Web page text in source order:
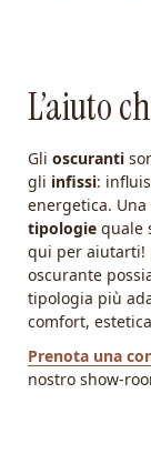
L’aiuto
Gli oscuranti
gli infissi:
energetica.
tipologie quale
qui per aiutarti!
oscurante
tipologia più
comfort,
Prenota una
nostro show-